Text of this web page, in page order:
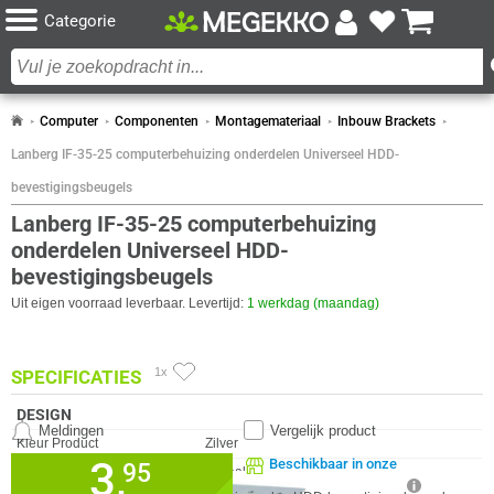
Categorie
Computer Componenten Montagemateriaal Inbouw Brackets
Lanberg IF-35-25 computerbehuizing onderdelen Universeel HDD-
bevestigingsbeugels
Lanberg IF-35-25 computerbehuizing
onderdelen Universeel HDD-
bevestigingsbeugels
Uit eigen voorraad leverbaar. Levertijd: 1 werkdag (maandag)
1x
3,95
Beschikbaar in onze
Megekko Shop Breda
Vergelijk product
Meldingen
SPECIFICATIES
DESIGN
Eigenschap Waarde
Kleur Product
Zilver
Metaal